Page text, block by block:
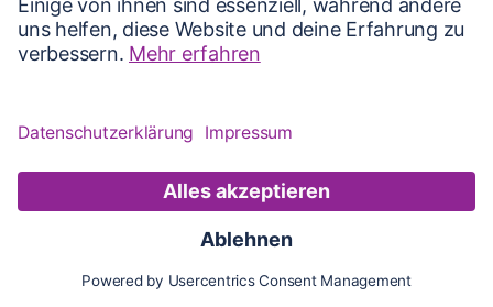
Karte Updates Konto
Karte